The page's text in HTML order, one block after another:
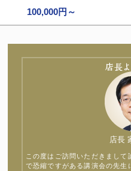
100,000円～
店長
この度はご訪問いただきまし
で恐縮ですがある講演会の先生